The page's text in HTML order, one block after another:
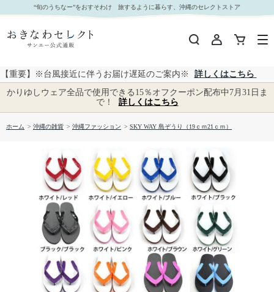
SKY WAY 島ぞうり（19ｃｍ21ｃｍ）｜おきなわセレクト サンエー公式通販
“旬のうちなー”をおすそわけ 旅するように暮らす、沖縄のセレクトストア
【重要】※台風接近に伴うお届け遅延のご案内※
詳しくはこちら
かりゆしウェア全品で使用できる15％オフクーポン配布中7月31日ま
で！
詳しくはこちら
ホーム > 沖縄の雑貨 > 沖縄ファッション > SKY WAY 島ぞうり（19ｃｍ21ｃｍ）